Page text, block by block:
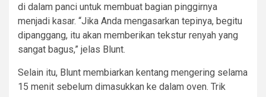
di dalam panci untuk membuat bagian pinggirnya
menjadi kasar. “Jika Anda mengasarkan tepinya, begitu
dipanggang, itu akan memberikan tekstur renyah yang
sangat bagus,” jelas Blunt.
Selain itu, Blunt membiarkan kentang mengering selama
15 menit sebelum dimasukkan ke dalam oven. Trik